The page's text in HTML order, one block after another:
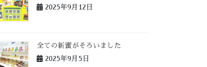
2025年9月12日
全ての新蜜がそろいました
2025年9月5日